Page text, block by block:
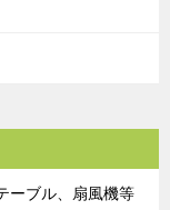
ーブル、扇風機等